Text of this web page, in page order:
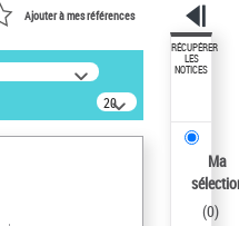
Ajouter à mes références
20
résultats/page
RÉCUPÉRER
LES
NOTICES
Ma
(0)